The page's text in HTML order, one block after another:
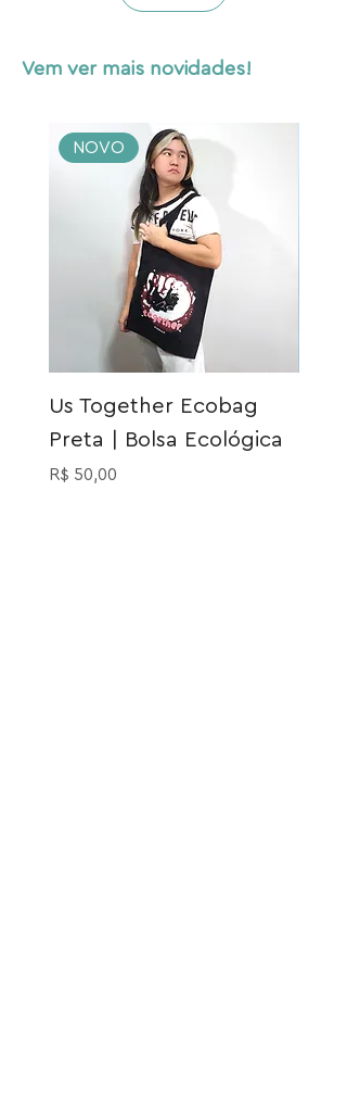
Vem ver mais novidades!
NOVO
Us Together Ecobag
Preta | Bolsa Ecológica
Preço
R$ 50,00